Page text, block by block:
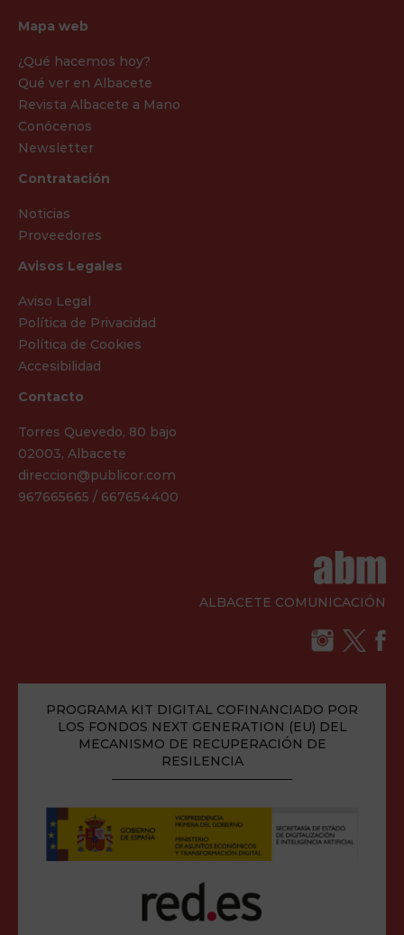
Mapa web
¿Qué hacemos hoy?
Qué ver en Albacete
Revista Albacete a Mano
Conócenos
Newsletter
Contratación
Noticias
Proveedores
Avisos Legales
Aviso Legal
Política de Privacidad
Política de Cookies
Accesibilidad
Contacto
Torres Quevedo, 80 bajo
02003, Albacete
direccion@publicor.com
967665665 / 667654400
ALBACETE COMUNICACIÓN
PROGRAMA KIT DIGITAL COFINANCIADO POR
LOS FONDOS NEXT GENERATION (EU) DEL
MECANISMO DE RECUPERACIÓN DE
RESILENCIA